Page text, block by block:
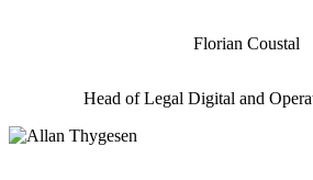
Florian Coustal
Head of Legal Digital and